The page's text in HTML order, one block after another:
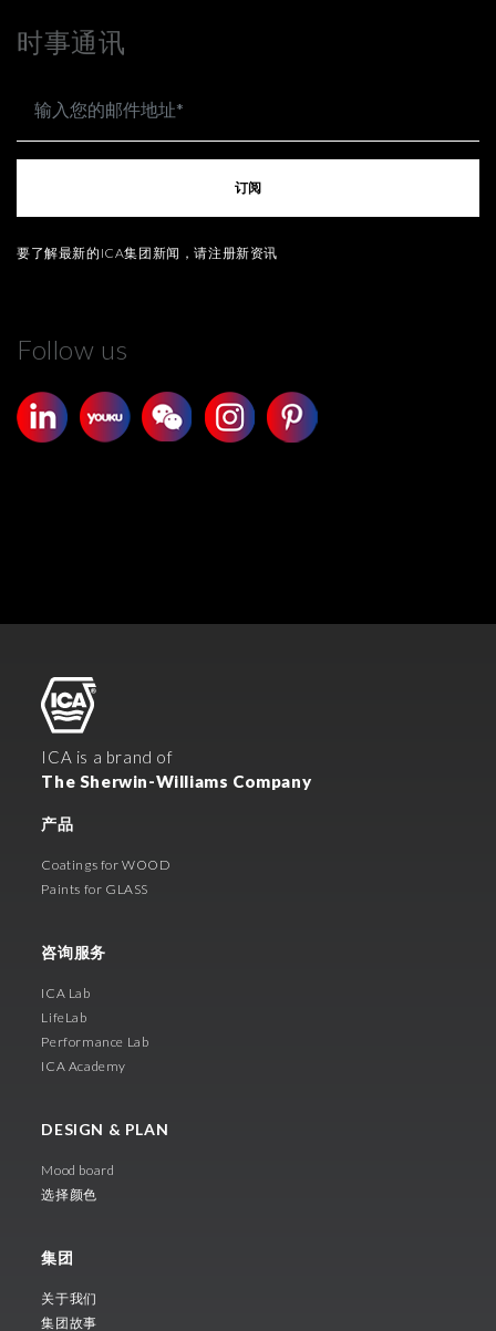
时事通讯
订阅
要了解最新的ICA集团新闻，请注册新资讯
Follow us
ICA is a brand of
The Sherwin-Williams Company
产品
Coatings for WOOD
Paints for GLASS
咨询服务
ICA Lab
LifeLab
Performance Lab
ICA Academy
DESIGN & PLAN
Mood board
选择颜色
集团
关于我们
集团故事